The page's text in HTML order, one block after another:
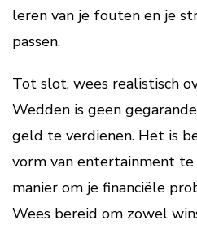
leren van je fouten en je
passen.
Tot slot, wees realistisch
Wedden is geen
geld te verdienen. Het is
vorm van entertainment te
manier om je financiële
Wees bereid om zowel